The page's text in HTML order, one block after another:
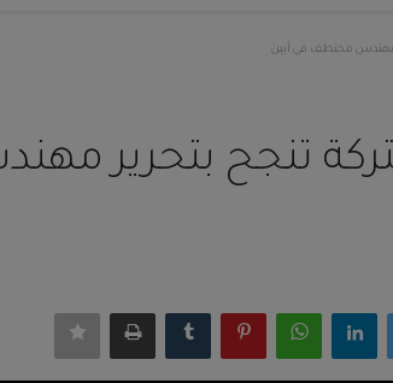
مهندس مختطف في أبين
تنجح بتحرير